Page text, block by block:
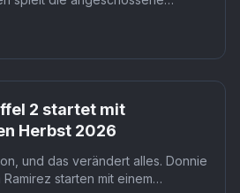
Für Staffel zwei bedeutet
2 startet mit
Herbst 2026
und das verändert alles. Donnie
starten mit einem